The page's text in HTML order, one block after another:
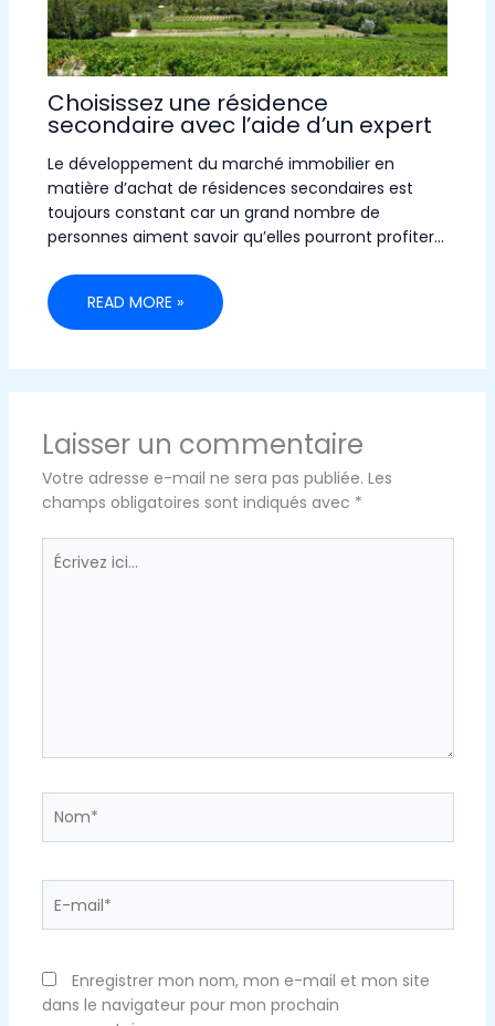
Choisissez une résidence
secondaire avec l’aide d’un expert
Le développement du marché immobilier en
matière d’achat de résidences secondaires est
toujours constant car un grand nombre de
personnes aiment savoir qu’elles pourront profiter…
READ MORE »
Laisser un commentaire
Votre adresse e-mail ne sera pas publiée. Les
champs obligatoires sont indiqués avec *
Écrivez
ici…
mail*
Enregistrer mon nom, mon e-mail et mon site
dans le navigateur pour mon prochain